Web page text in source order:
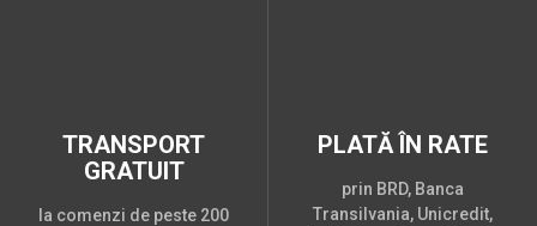
TRANSPORT
GRATUIT
la comenzi de peste 200
PLATĂ ÎN RATE
prin BRD, Banca
Transilvania, Unicredit,